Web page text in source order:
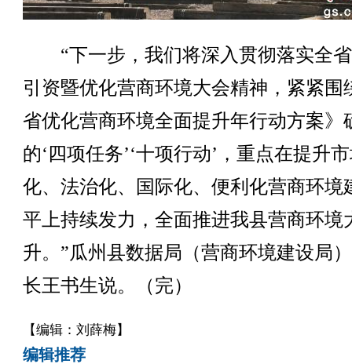
“下一步，我们将深入贯彻落实全
引资暨优化营商环境大会精神，紧紧围
省优化营商环境全面提升年行动方案》
的‘四项任务’‘十项行动’，重点在提升
化、法治化、国际化、便利化营商环境
平上持续发力，全面推进我县营商环境
升。”瓜州县数据局（营商环境建设局
长王书生说。（完）
【编辑：刘薛梅】
编辑推荐